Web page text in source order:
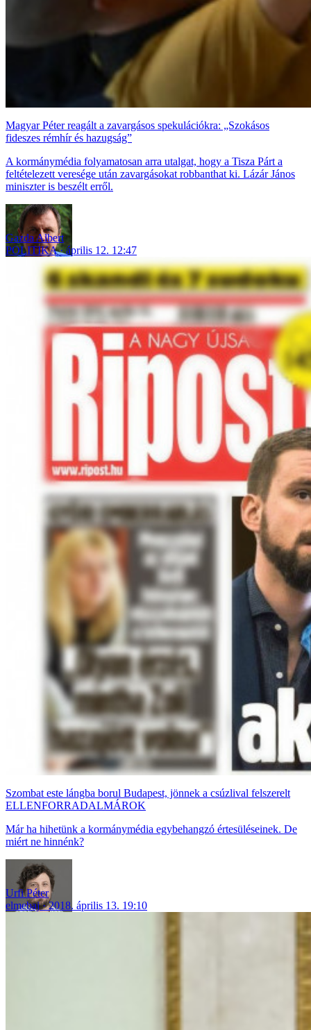
Magyar Péter reagált a zavargásos spekulációkra: „Szokásos
fideszes rémhír és hazugság”
A kormánymédia folyamatosan arra utalgat, hogy a Tisza Párt a
feltételezett veresége után zavargásokat robbanthat ki. Lázár János
miniszter is beszélt erről.
Gazda Albert
POLITIKA
április 12. 12:47
Szombat este lángba borul Budapest, jönnek a csúzlival felszerelt
ELLENFORRADALMÁROK
Már ha hihetünk a kormánymédia egybehangzó értesüléseinek. De
miért ne hinnénk?
Urfi Péter
elmebaj
2018. április 13. 19:10